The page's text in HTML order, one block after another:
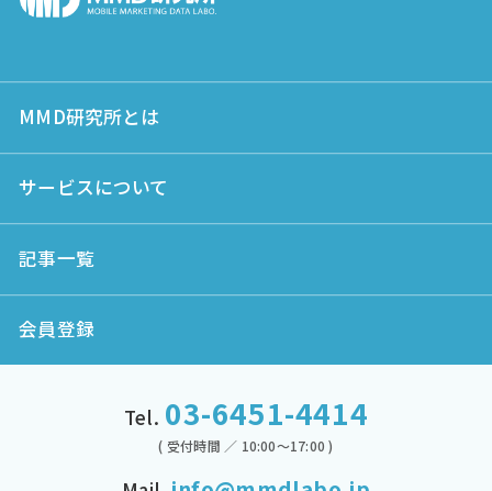
MMD研究所とは
サービスについて
記事一覧
会員登録
Tel. 03-6451-4414
( 受付時間 ／ 10:00～17:00 )